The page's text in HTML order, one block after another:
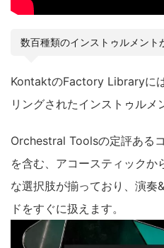
数百種類のインストゥルメント
KontaktのFactory Libraryに
リングされたインストゥルメ
Orchestral Toolsの定評ある
を含む、アコースティックか
な選択肢が揃っており、演奏
ドをすぐに扱えます。